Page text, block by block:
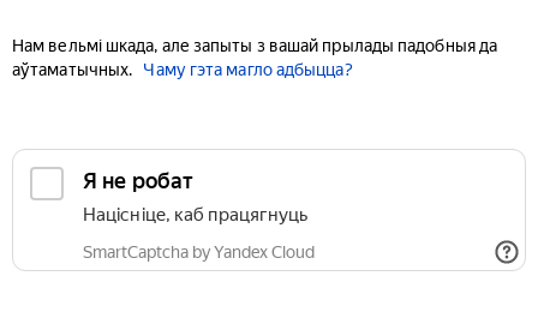
Нам вельмі шкада, але запыты з вашай прылады падобныя да
аўтаматычных.
Чаму гэта магло адбыцца?
Я не робат
Націсніце, каб працягнуць
SmartCaptcha by Yandex Cloud